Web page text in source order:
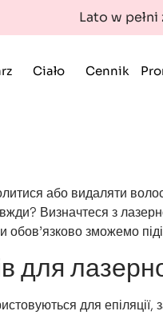
Lato w
Ciało Cennik
або видаляти
Визначтеся з
обов’язково зможемо
для
для